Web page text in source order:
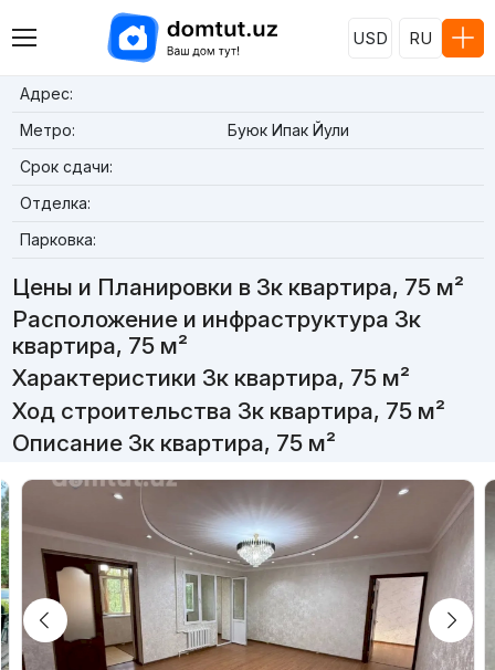
USD RU
Адрес:
Метро:
Буюк Ипак Йули
Срок сдачи:
Отделка:
Парковка:
Цены и Планировки в 3к квартира, 75 м²
Расположение и инфраструктура 3к
квартира, 75 м²
Характеристики 3к квартира, 75 м²
Ход строительства 3к квартира, 75 м²
Описание 3к квартира, 75 м²